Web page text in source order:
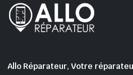
Allo Réparateur, Votre